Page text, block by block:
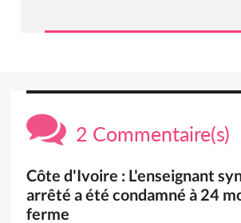
2 Commentaire(s)
Côte d'Ivoire : L'enseignant
arrêté a été condamné à 24
ferme